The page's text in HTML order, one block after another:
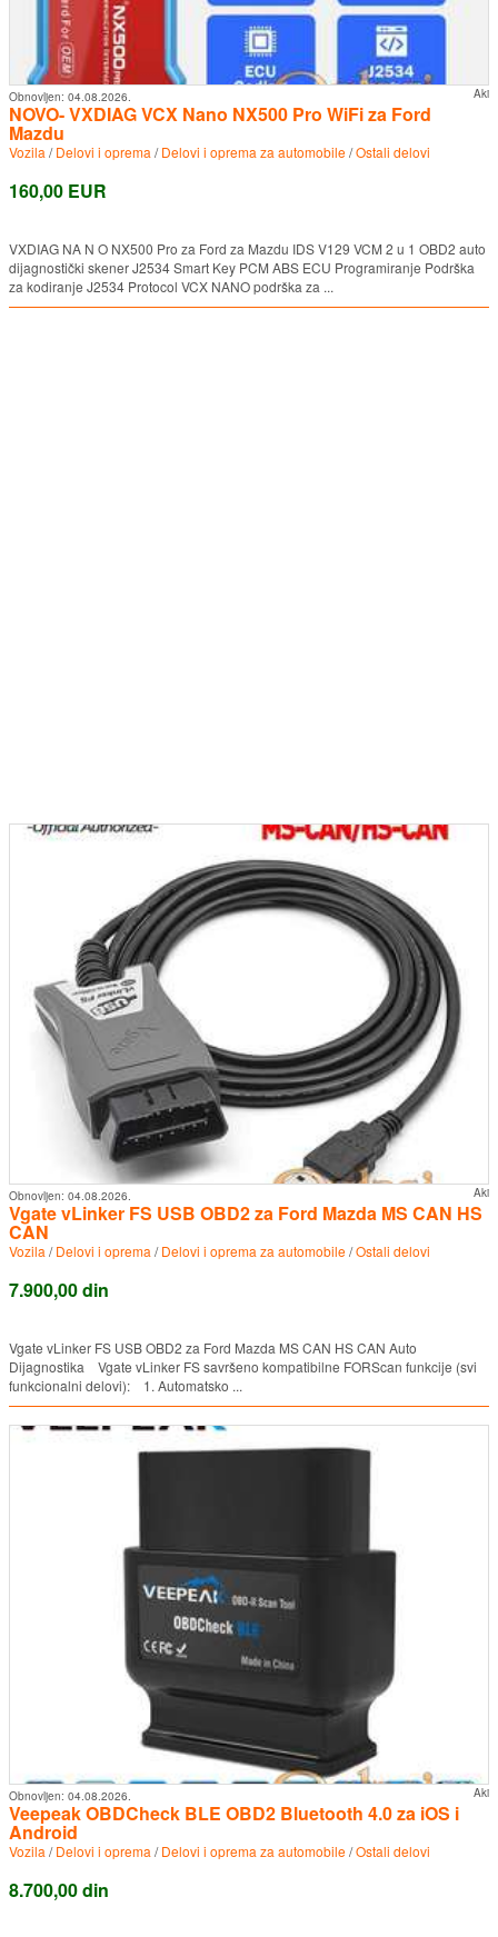
Aki
Obnovljen: 04.08.2026.
NOVO- VXDIAG VCX Nano NX500 Pro WiFi za Ford
Mazdu
Vozila /Delovi i oprema /Delovi i oprema za automobile/Ostali delovi
160,00 EUR
VXDIAG NΑ Ν Ο NX500 Pro za Ford za Mazdu IDS V129 VCM 2 u 1 OBD2 auto
dijagnostički skener J2534 Smart Key PCM ABS ECU Programiranje Podrška
za kodiranje J2534 Protocol VCX NANO podrška za ...
Aki
Obnovljen: 04.08.2026.
Vgate vLinker FS USB OBD2 za Ford Mazda MS CAN HS
CAN
Vozila /Delovi i oprema /Delovi i oprema za automobile/Ostali delovi
7.900,00 din
Vgate vLinker FS USB OBD2 za Ford Mazda MS CAN HS CAN Auto
Dijagnostika Vgate vLinker FS savršeno kompatibilne FORScan funkcije (svi
funkcionalni delovi): 1. Automatsko ...
Aki
Obnovljen: 04.08.2026.
Veepeak OBDCheck BLE OBD2 Bluetooth 4.0 za iOS i
Android
Vozila /Delovi i oprema /Delovi i oprema za automobile/Ostali delovi
8.700,00 din